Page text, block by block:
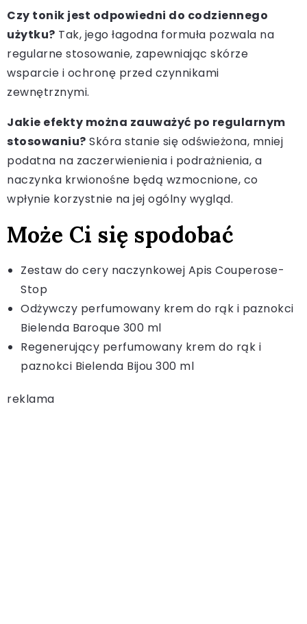
Czy tonik jest odpowiedni do codziennego
użytku? Tak, jego łagodna formuła pozwala na
regularne stosowanie, zapewniając skórze
wsparcie i ochronę przed czynnikami
zewnętrznymi.
Jakie efekty można zauważyć po regularnym
stosowaniu? Skóra stanie się odświeżona, mniej
podatna na zaczerwienienia i podrażnienia, a
naczynka krwionośne będą wzmocnione, co
wpłynie korzystnie na jej ogólny wygląd.
Może Ci się spodobać
Zestaw do cery naczynkowej Apis Couperose-
Stop
Odżywczy perfumowany krem do rąk i paznokci
Bielenda Baroque 300 ml
Regenerujący perfumowany krem do rąk i
paznokci Bielenda Bijou 300 ml
reklama